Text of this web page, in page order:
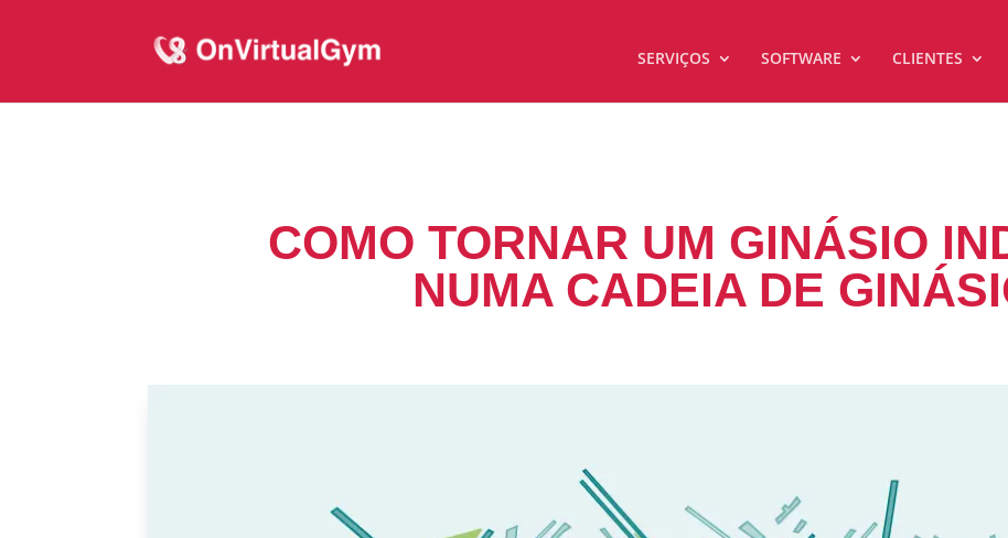
SERVIÇOS SOFTWARE CLIENTES
COMO TORNAR UM GINÁSIO
NUMA CADEIA DE